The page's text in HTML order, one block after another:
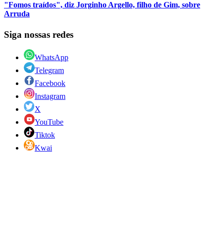
"Fomos traídos", diz Jorginho Argello, filho de Gim, sobre
Arruda
Siga nossas redes
WhatsApp
Telegram
Facebook
Instagram
X
YouTube
Tiktok
Kwai